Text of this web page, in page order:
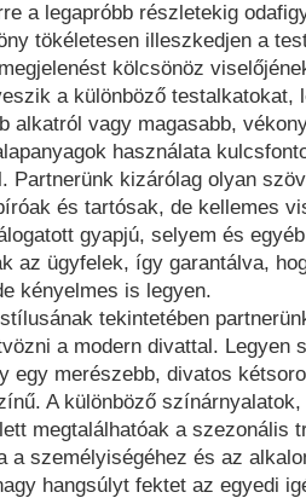
a legapróbb részletekig
tökéletesen illeszkedjen a
kölcsönöz
a különböző testalkatokat,
alkatról vagy magasabb,
használata
Partnerünk kizárólag olyan
és tartósak, de kellemes
gyapjú, selyem és
az ügyfelek, így garantálva,
kényelmes is legyen.
tekintetében
a modern divattal. Legyen
egy merészebb, divatos
A különböző
megtalálhatóak a szezonális
a személyiségéhez és az
hangsúlyt fektet az egyedi